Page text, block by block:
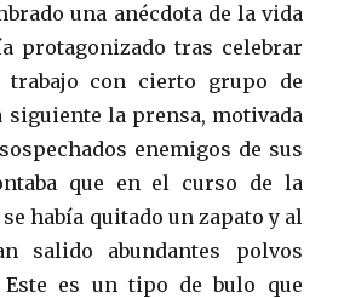
una anécdota de la vida
protagonizado tras celebrar
trabajo con cierto grupo de
siguiente la prensa, motivada
enemigos de sus
que en el curso de la
había quitado un zapato y al
salido abundantes polvos
es un tipo de bulo que